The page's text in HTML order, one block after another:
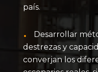
país.
Desarrollar
destrezas y
converjan los